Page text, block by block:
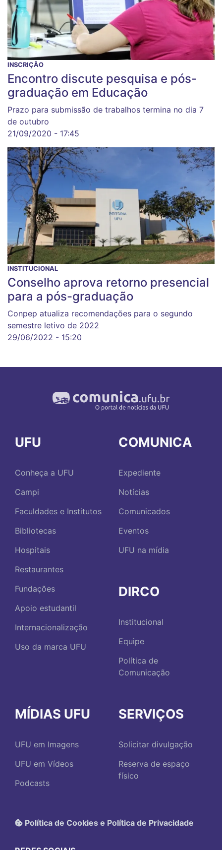
INSCRIÇÃO
Encontro discute pesquisa e pós-
graduação em Educação
Prazo para submissão de trabalhos termina no dia 7
de outubro
21/09/2020 - 17:45
INSTITUCIONAL
Conselho aprova retorno presencial
para a pós-graduação
Conpep atualiza recomendações para o segundo
semestre letivo de 2022
29/06/2022 - 15:20
UFU
Conheça a UFU
Campi
Faculdades e Institutos
Bibliotecas
Hospitais
Restaurantes
Fundações
Apoio estudantil
Internacionalização
Uso da marca UFU
COMUNICA
Expediente
Notícias
Comunicados
Eventos
UFU na mídia
DIRCO
Institucional
Equipe
Política de
Comunicação
MÍDIAS UFU
UFU em Imagens
UFU em Vídeos
Podcasts
SERVIÇOS
Solicitar divulgação
Reserva de espaço
físico
Política de Cookies e Política de Privacidade